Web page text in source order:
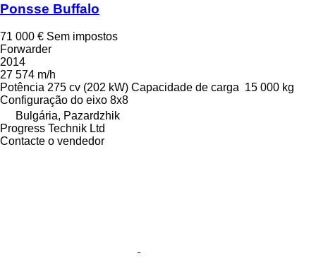
Ponsse Buffalo
71 000 € Sem impostos
Forwarder
2014
27 574 m/h
Potência 275 cv (202 kW) Capacidade de carga 15 000 kg
Configuração do eixo 8x8
Bulgária, Pazardzhik
Progress Technik Ltd
Contacte o vendedor